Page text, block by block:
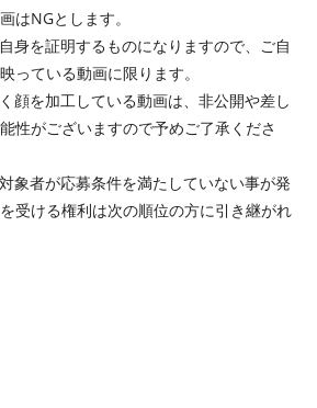
はNGとします。
身を証明するものになりますので、ご自
っている動画に限ります。
顔を加工している動画は、非公開や差し
性がございますので予めご了承くださ
象者が応募条件を満たしていない事が発
受ける権利は次の順位の方に引き継がれ